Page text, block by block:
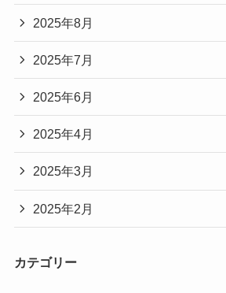
2025年8月
2025年7月
2025年6月
2025年4月
2025年3月
2025年2月
カテゴリー